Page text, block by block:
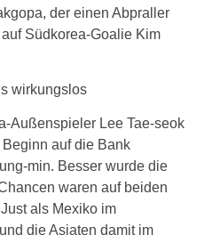
der einen Abpraller
Südkorea-Goalie Kim
wirkungslos
Außenspieler Lee Tae-seok
auf die Bank
min. Besser wurde die
waren auf beiden
als Mexiko im
die Asiaten damit im